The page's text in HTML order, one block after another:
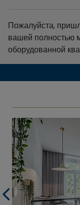
Пожалуйста,
вашей полностью
оборудованной